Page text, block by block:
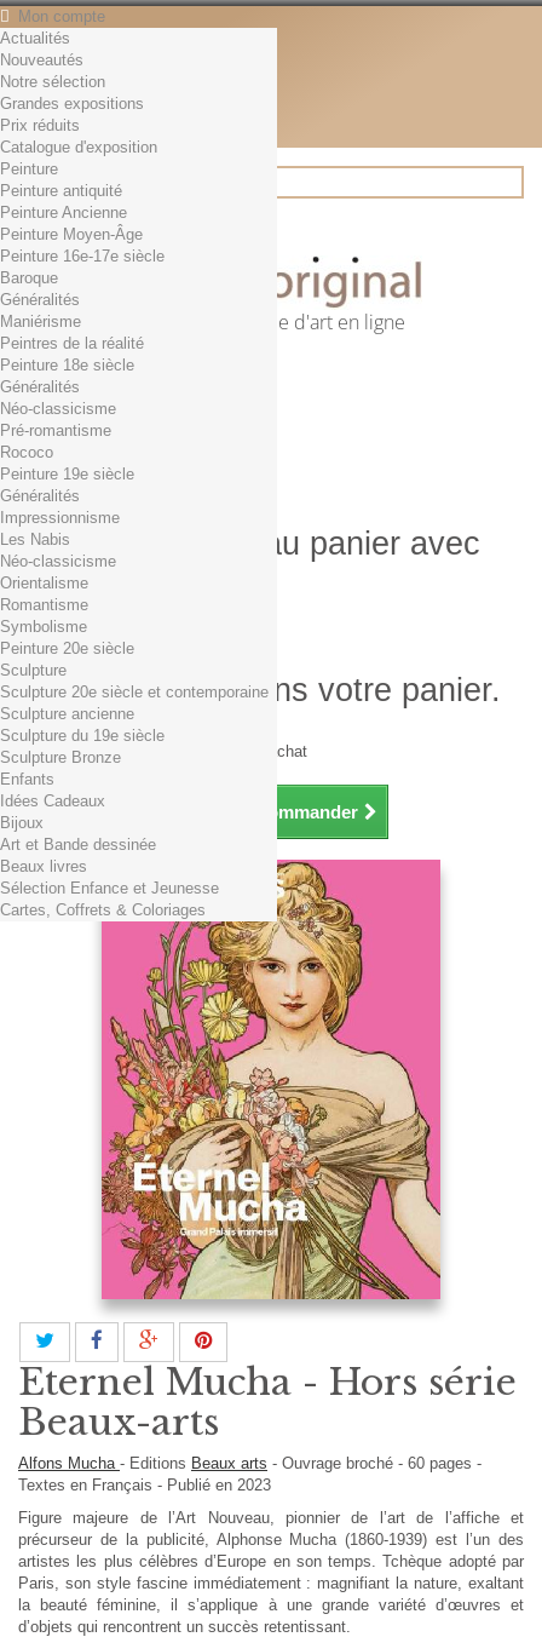
Mon compte
Contact
Français
English
Français
Actualités
Rechercher
Première librairie d'art en ligne
Panier (vide)
Aucun produit
0,01€ dès 29€ d'achat
0,00 € Total
Commander
Produit ajouté au panier avec
succès
Quantité
Total
Il y a 1 produit dans votre panier.
Total produits TTC
Frais de port TTC
0,01€ dès 29€ d'achat
Total TTC
Continuer mes achats Commander
Actualités
Nouveautés
Notre sélection
Grandes expositions
Prix réduits
Catalogue d'exposition
Peinture
Peinture antiquité
Peinture Ancienne
Peinture Moyen-Âge
Peinture 16e-17e siècle
Baroque
Généralités
Maniérisme
Peintres de la réalité
Peinture 18e siècle
Généralités
Néo-classicisme
Pré-romantisme
Rococo
Peinture 19e siècle
Généralités
Impressionnisme
Les Nabis
Néo-classicisme
Orientalisme
Romantisme
Symbolisme
Peinture 20e siècle
Sculpture
Sculpture 20e siècle et contemporaine
Sculpture ancienne
Sculpture du 19e siècle
Sculpture Bronze
Enfants
Idées Cadeaux
Bijoux
Art et Bande dessinée
Beaux livres
Sélection Enfance et Jeunesse
Cartes, Coffrets & Coloriages
Eternel Mucha - Hors série
Beaux-arts
Alfons Mucha - Editions Beaux arts - Ouvrage broché - 60 pages -
Textes en Français - Publié en 2023
Figure majeure de l’Art Nouveau, pionnier de l’art de l’affiche et
précurseur de la publicité, Alphonse Mucha (1860-1939) est l’un des
artistes les plus célèbres d’Europe en son temps. Tchèque adopté par
Paris, son style fascine immédiatement : magnifiant la nature, exaltant
la beauté féminine, il s’applique à une grande variété d’œuvres et
d’objets qui rencontrent un succès retentissant.